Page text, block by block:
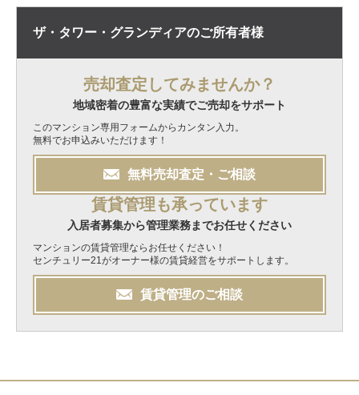
ザ・タワー・グランディアのご所有者様
売却査定してみませんか？
地域密着の豊富な実績でご売却をサポート
このマンション専用フォームからカンタン入力。
無料でお申込みいただけます！
無料売却査定・ご相談
賃貸管理も承っています
入居者募集から管理業務までお任せください
マンションの賃貸管理ならお任せください！
センチュリー21がオーナー様の賃貸経営をサポートします。
賃貸管理のご相談